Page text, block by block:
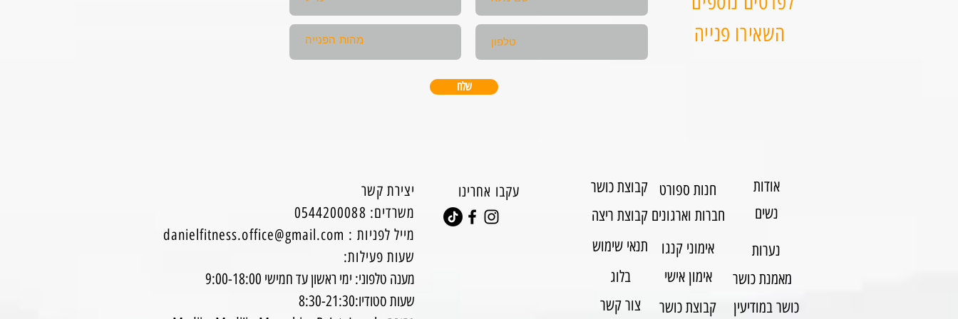
השאירו פנייה
שלח
יצירת קשר
0544200088 :משרדים
danielfitness.office@gmail.com :מייל לפניות
:שעות פעילות
מענה טלפוני: ימי ראשון עד חמישי 9:00-18:00
שעות סטודיו:8:30-21:30
עקבו אחרינו
חנות ספורט
חברות וארגונים
נשים
אודות
קבוצת ריצה
קבוצת כושר
צור קשר
תנאי שימוש
נערות
בלוג
אימוני קנגו
קבוצת כושר
אימון אישי
מאמנת כושר
כושר במודיעין